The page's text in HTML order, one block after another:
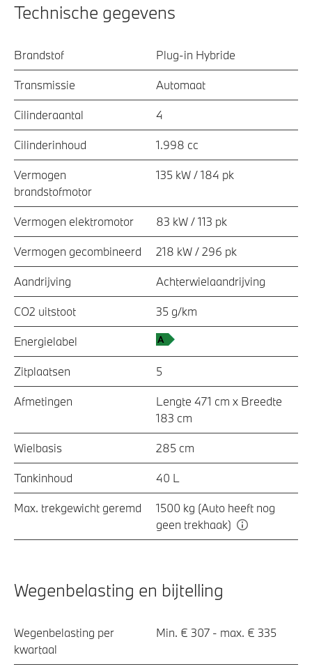
Technische gegevens
Brandstof Plug-in Hybride
Transmissie Automaat
Cilinderaantal 4
Cilinderinhoud 1.998 cc
Vermogen
brandstofmotor
135 kW / 184 pk
Vermogen elektromotor 83 kW / 113 pk
Vermogen gecombineerd 218 kW / 296 pk
Aandrijving Achterwielaandrijving
CO2 uitstoot 35 g/km
Energielabel
Zitplaatsen 5
Afmetingen
Lengte 471 cm x Breedte
183 cm
Wielbasis 285 cm
Tankinhoud 40 L
Max. trekgewicht geremd
1500 kg (Auto heeft nog
geen trekhaak)
Wegenbelasting en bijtelling
Wegenbelasting per
kwartaal
Min. € 307 - max. € 335